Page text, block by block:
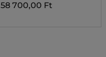
58 700,00 Ft